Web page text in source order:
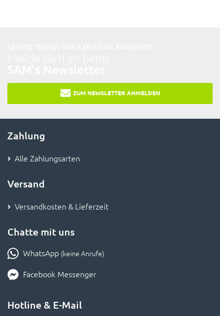
ZUM NEWSLETTER ANMELDEN
Zahlung
Alle Zahlungsarten
Versand
Versandkosten & Lieferzeit
Chatte mit uns
WhatsApp (keine Anrufe)
Facebook Messenger
Hotline & E-Mail